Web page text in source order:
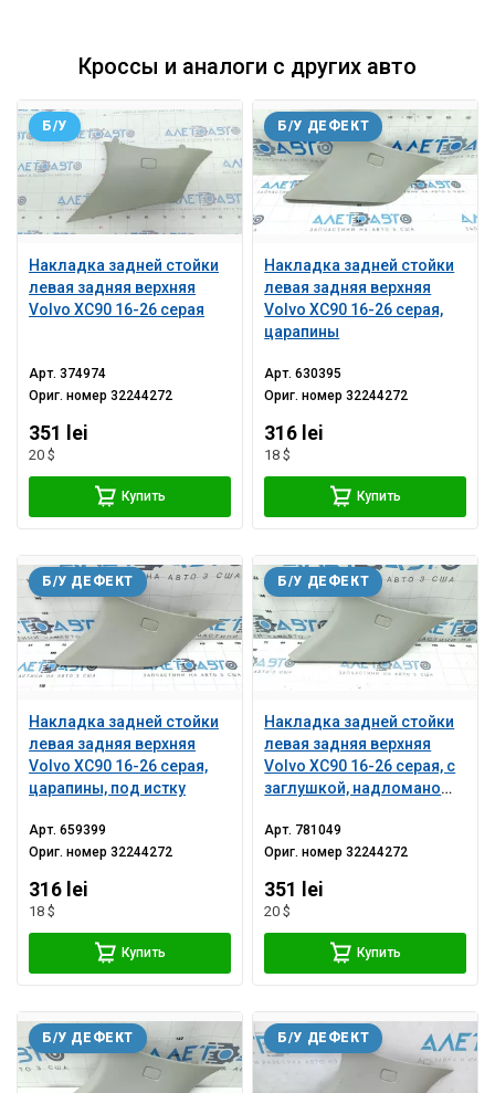
Кроссы и аналоги с других авто
Накладка задней стойки
левая задняя верхняя
Volvo XC90 16-26 серая
Б/У
Арт.374974
Ориг. номер32244272
351 lei
20 $
Купить
Накладка задней стойки
левая задняя верхняя
Volvo XC90 16-26 серая,
царапины
Б/У ДЕФЕКТ
Арт.630395
Ориг. номер32244272
316 lei
18 $
Купить
Накладка задней стойки
левая задняя верхняя
Volvo XC90 16-26 серая,
царапины, под истку
Б/У ДЕФЕКТ
Арт.659399
Ориг. номер32244272
316 lei
18 $
Купить
Накладка задней стойки
левая задняя верхняя
Volvo XC90 16-26 серая, с
заглушкой, надломано
Б/У ДЕФЕКТ
Арт. 781049
Ориг. номер32244272
351 lei
20 $
Купить
Б/У ДЕФЕКТ Б/У ДЕФЕКТ